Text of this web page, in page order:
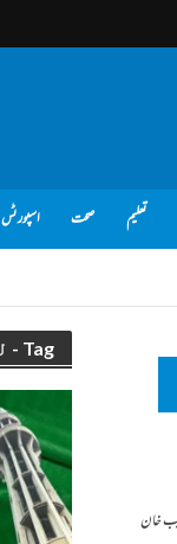
تعلیم صحت اسپورٹس
Tag - لب پہ آتی ہے
خان